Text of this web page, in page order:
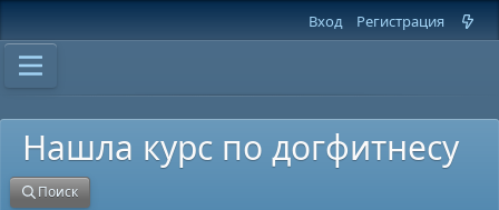
Вход Регистрация
Нашла курс по догфитнесу
Поиск